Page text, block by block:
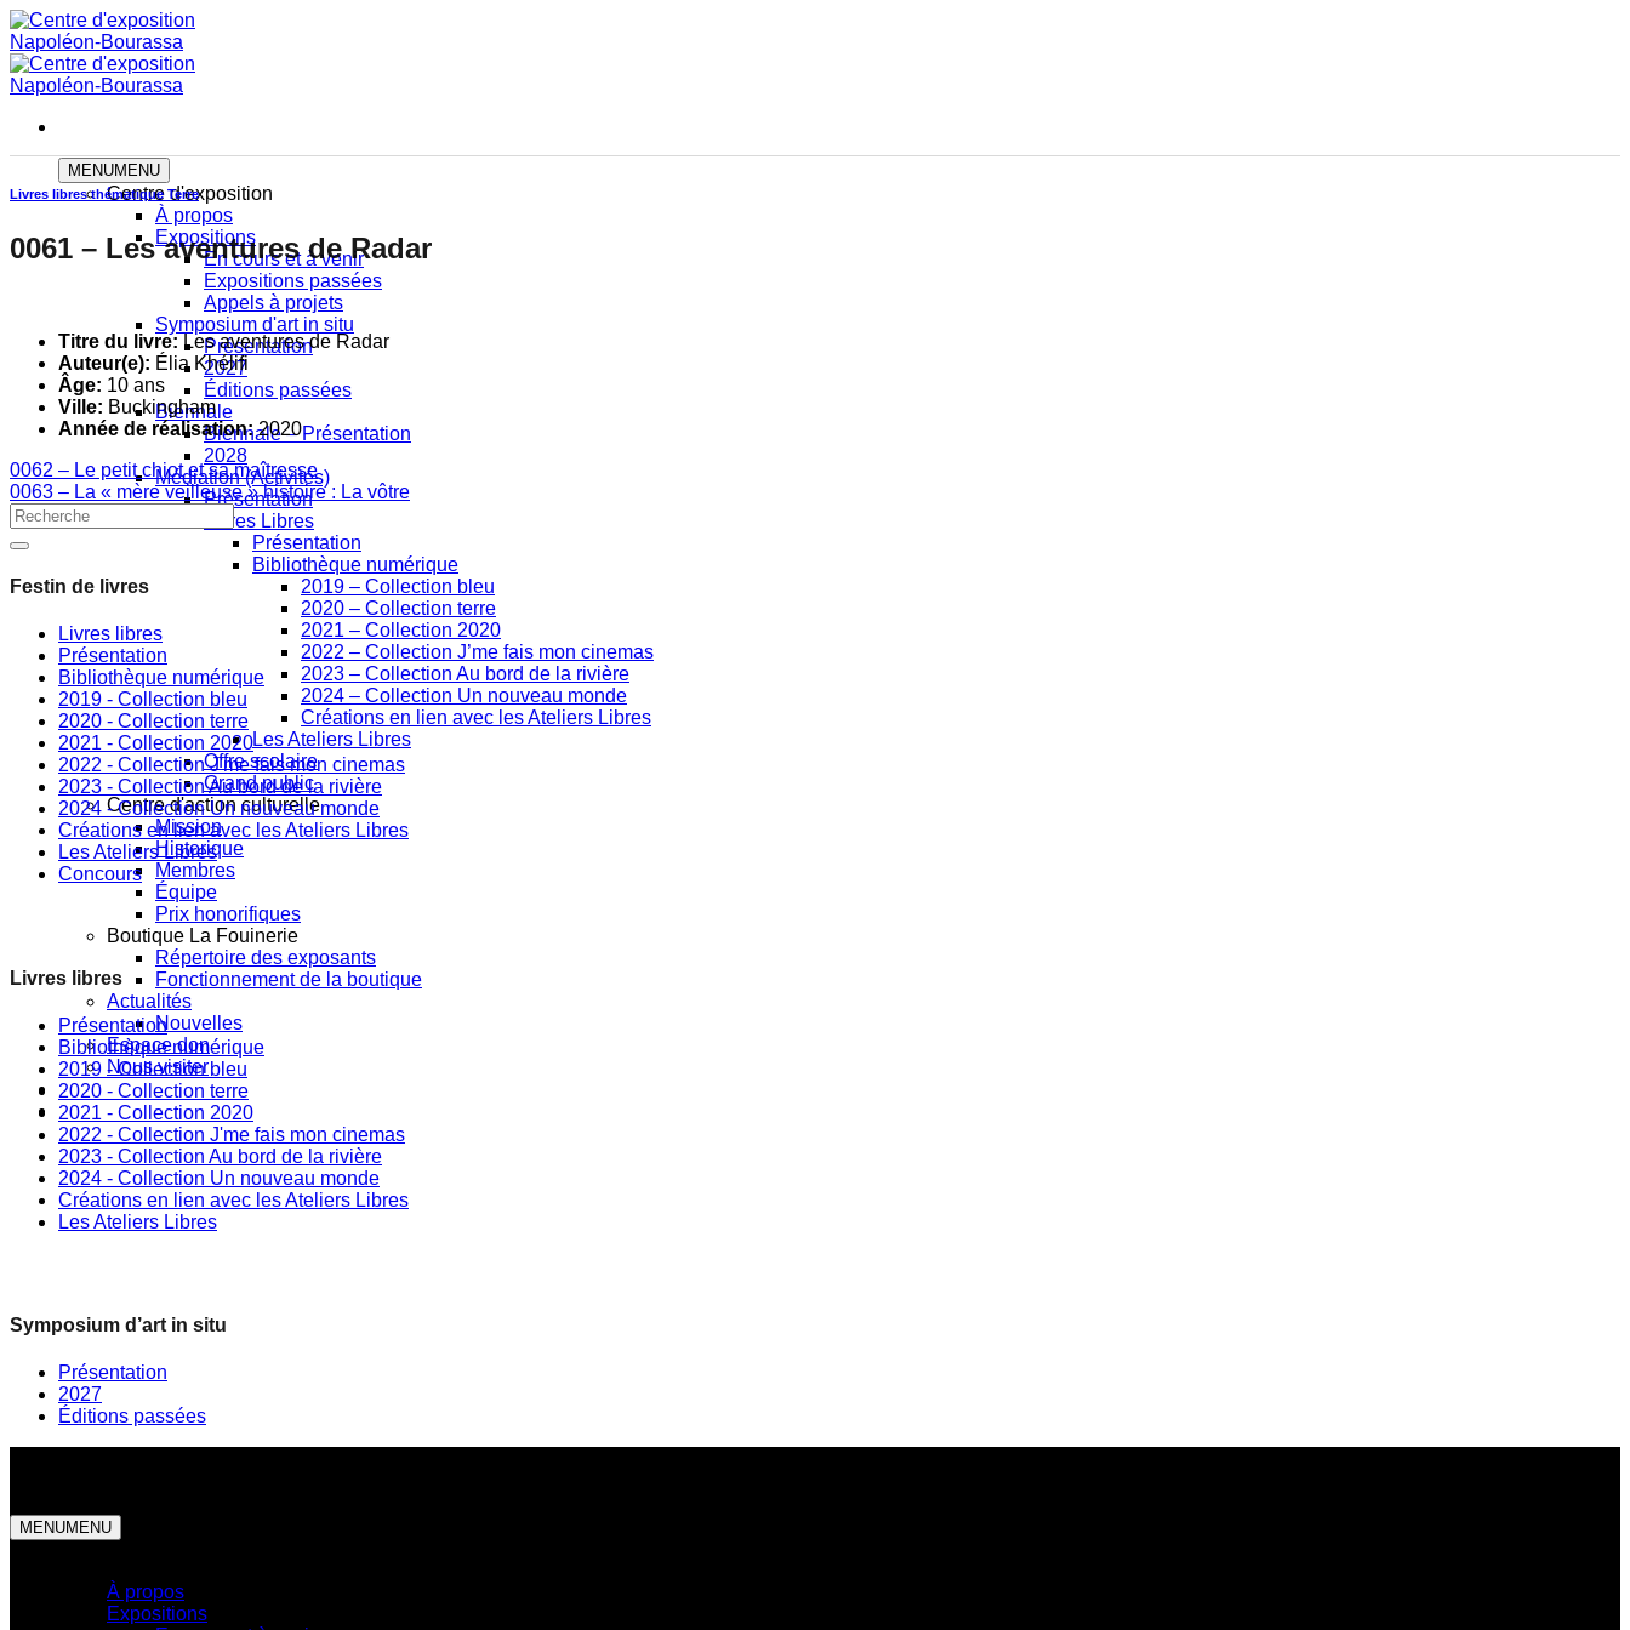
Skip
to
content
MENUMENU
Centre d'exposition
À propos
Expositions
En cours et à venir
Expositions passées
Appels à projets
Symposium d'art in situ
Présentation
2027
Éditions passées
Biennale
Biennale – Présentation
2028
Médiation (Activités)
Présentation
Livres Libres
Présentation
Bibliothèque numérique
2019 – Collection bleu
2020 – Collection terre
2021 – Collection 2020
2022 – Collection J’me fais mon cinemas
2023 – Collection Au bord de la rivière
2024 – Collection Un nouveau monde
Créations en lien avec les Ateliers Libres
Les Ateliers Libres
Offre scolaire
Grand public
Centre d'action culturelle
Mission
Historique
Membres
Équipe
Prix honorifiques
Boutique La Fouinerie
Répertoire des exposants
Fonctionnement de la boutique
Actualités
Nouvelles
Espace don
Nous visiter
Livres libres thématique Terre
0061 – Les aventures de Radar
Titre du livre: Les aventures de Radar
Auteur(e): Élia Khélifi
Âge: 10 ans
Ville: Buckingham
Année de réalisation:2020
0062 – Le petit chiot et sa maîtresse
0063 – La « mère veilleuse » histoire : La vôtre
Festin de livres
Livres libres
Présentation
Bibliothèque numérique
2019 - Collection bleu
2020 - Collection terre
2021 - Collection 2020
2022 - Collection J'me fais mon cinemas
2023 - Collection Au bord de la rivière
2024 - Collection Un nouveau monde
Créations en lien avec les Ateliers Libres
Les Ateliers Libres
Concours
Livres libres
Présentation
Bibliothèque numérique
2019 - Collection bleu
2020 - Collection terre
2021 - Collection 2020
2022 - Collection J'me fais mon cinemas
2023 - Collection Au bord de la rivière
2024 - Collection Un nouveau monde
Créations en lien avec les Ateliers Libres
Les Ateliers Libres
Symposium d’art in situ
Présentation
2027
Éditions passées
MENUMENU
À propos
Expositions